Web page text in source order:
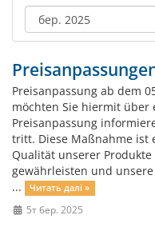
Preisanpassung ab dem
möchten Sie hiermit über
Preisanpassung
tritt. Diese Maßnahme
Qualität unserer
gewährleisten und
...
Читать далі »
5т бер. 2025